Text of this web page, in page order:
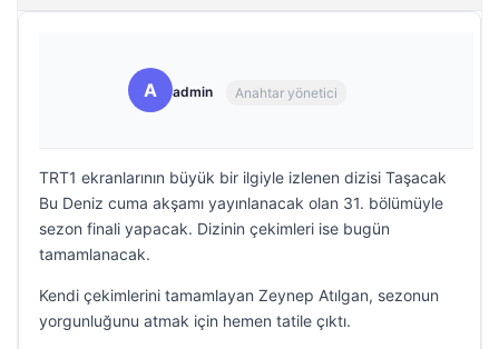
A admin Anahtar yönetici
TRT1 ekranlarının büyük bir ilgiyle izlenen dizisi Taşacak
Bu Deniz cuma akşamı yayınlanacak olan 31. bölümüyle
sezon finali yapacak. Dizinin çekimleri ise bugün
tamamlanacak.
Kendi çekimlerini tamamlayan Zeynep Atılgan, sezonun
yorgunluğunu atmak için hemen tatile çıktı.